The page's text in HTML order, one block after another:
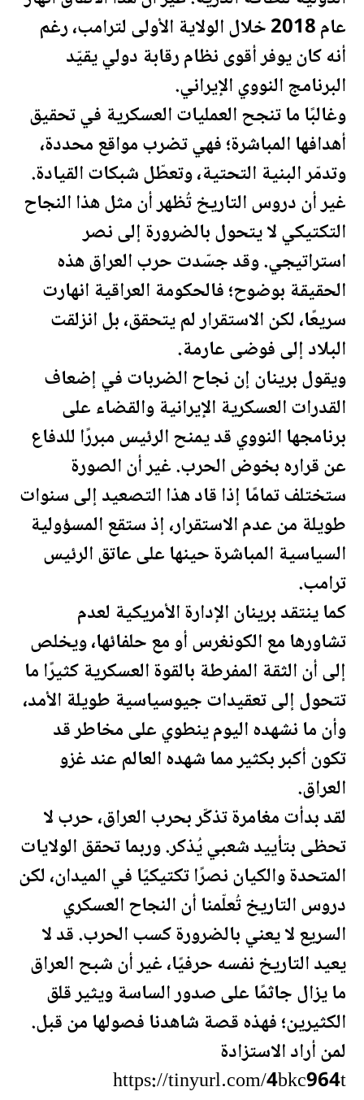
عام 2018 خلال الولاية الأولى ل
ترامب، رغم
أنه كان يوفر أقوى نظام رقابة دولي يقيّد
البرنامج النووي الإيراني.
وغالبًا ما تنجح العمليات العسكرية في تحقيق
أهدافها المباشرة؛ فهي تضرب مواقع محددة،
وتدمّر البنية التحتية، وتعطّل شبكات القيادة.
غير أن دروس التاريخ تُظهر أن مثل هذا النجاح
التكتيكي لا يتحول بالضرورة إلى نصر
استراتيجي. وقد جسّدت حربالعراقهذه
الحقيقة بوضوح؛ فالحكومةالعراقية انهارت
سريعًا، لكن الاستقرار لم يتحقق، بل انزلقت
البلاد إلى فوضى عارمة.
ويقول برينان إن نجاح الضربات في إضعاف
القدرات العسكرية الإيرانية والقضاء على
برنامجها النووي قد يمنح الرئيس مبررًا للدفاع
عن قراره بخوض الحرب. غير أن الصورة
ستختلف تمامًا إذا قاد هذا التصعيد إلى سنوات
طويلة من عدم الاستقرار، إذ ستقع المسؤولية
السياسية المباشرة حينها على عاتق الرئيس
ترامب.
كما ينتقد برينان الإدارة الأمريكية لعدم
تشاورها مع الكونغرس أو مع حلفائها، ويخلص
إلى أن الثقة المفرطة بالقوة العسكرية كثيرًا ما
تتحول إلى تعقيدات جيوسياسية طويلة الأمد،
وأن ما نشهده اليوم ينطوي على مخاطر قد
تكون أكبر بكثير مما شهده العالم عند غزو
العراق.
لقد بدأت مغامرة تذكّر بحربالعراق، حرب لا
تحظى بتأييد شعبي يُذكر. وربما تحققالولايات
المتحدةوالكيان نصرًا تكتيكيًا في الميدان، لكن
دروس التاريخ تُعلّمنا أن النجاح العسكري
السريع لا يعني بالضرورة كسب الحرب. قد لا
يعيد التاريخ نفسه حرفيًا، غير أن شبحالعراق
ما يزال جاثمًا على صدور الساسة ويثير قلق
الكثيرين؛ فهذه قصة شاهدنا فصولها من قبل.
لمن أراد الاستزادة
https://tinyurl.com/4bkc964t